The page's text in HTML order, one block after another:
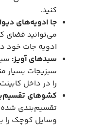
کنید.
جا ادویه‌های
می‌توانید فضای
ادویه جات خود
سبدهای آویز:
سبزیجات بسیار
را در داخل
کشوهای
تقسیم‌بندی
وسایل کوچک را